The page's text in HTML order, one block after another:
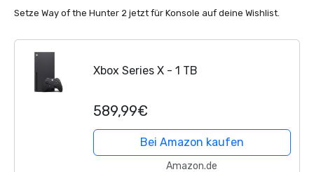
Setze Way of the Hunter 2 jetzt für Konsole auf deine Wishlist.
Xbox Series X - 1 TB
589,99€
Bei Amazon kaufen
Amazon.de